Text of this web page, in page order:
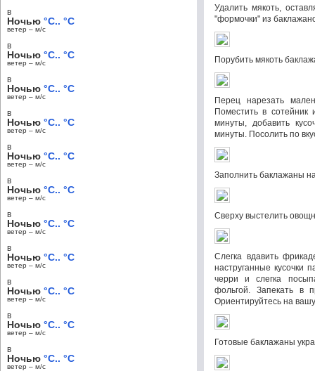
Удалить мякоть,
"формочки" из
Порубить мякоть
Перец нарезать
Поместить в
минуты, добавить
минуты. Посолить по
Заполнить баклажаны
Сверху выстелить
Слегка вдавить
наструганные кусочки
черри и слегка
фольгой. Запекать в
Ориентируйтесь на вашу
Готовые баклажаны
в
Ночью °C.. °C
ветер – м/c
в
Ночью °C.. °C
ветер – м/c
в
Ночью °C.. °C
ветер – м/c
в
Ночью °C.. °C
ветер – м/c
в
Ночью °C.. °C
ветер – м/c
в
Ночью °C.. °C
ветер – м/c
в
Ночью °C.. °C
ветер – м/c
в
Ночью °C.. °C
ветер – м/c
в
Ночью °C.. °C
ветер – м/c
в
Ночью °C.. °C
ветер – м/c
в
Ночью °C.. °C
ветер – м/c